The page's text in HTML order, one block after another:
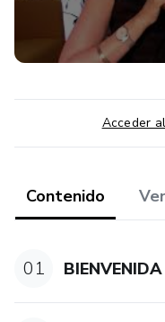
Acceder
Contenido
01